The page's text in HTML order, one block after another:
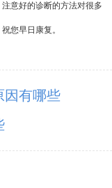
意好的诊断的方法对很多
您早日康复。
因有哪些